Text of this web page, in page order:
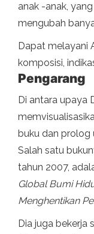
anak -anak,
mengubah
Dapat melayani
komposisi,
Pengarang
Di antara upaya
buku dan prolog
Salah satu
tahun 2007,
Global Bumi
Menghentikan
Dia juga bekerja